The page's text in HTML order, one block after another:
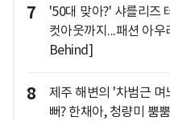
7
'50대 맞아?' 샤를리즈
컷아웃까지...패션 아
Behind]
8
제주 해변의 '차범근 며
뻐? 한채아, 청량미 뿜뿜